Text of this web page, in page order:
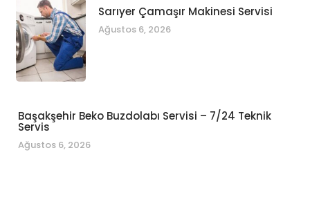
Sarıyer Çamaşır Makinesi Servisi
Ağustos 6, 2026
Başakşehir Beko Buzdolabı Servisi – 7/24 Teknik
Servis
Ağustos 6, 2026